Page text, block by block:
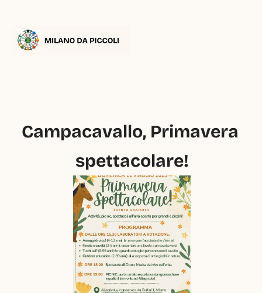
Campacavallo, Primavera
spettacolare!